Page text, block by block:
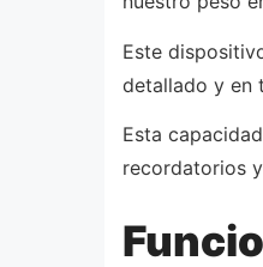
Este
detallado y en
Esta
recordatorios